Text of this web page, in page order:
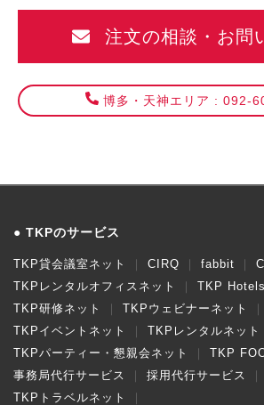
注文の相談・お問
博多・天神エリア : 092-
TKPのサービス
TKP貸会議室ネット CIRQ fabbit
TKPレンタルオフィスネット
TKP
TKP研修ネット
TKPウェビナーネット
TKPイベントネット
TKPレンタルネット
TKPパーティー・懇親会ネット
TKP
事務局代行サービス
採用代行サービス
TKPトラベルネット